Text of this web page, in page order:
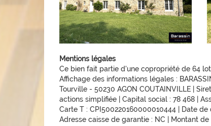
Mentions légales
Ce bien fait partie d'une copropriété de 64
Affichage des informations légales :
Tourville - 50230 AGON COUTAINVILLE |
actions simplifiée | Capital social : 78 468 |
Carte T : CPI500220160000010444 | Date
Adresse caisse de garantie : NC | Montant